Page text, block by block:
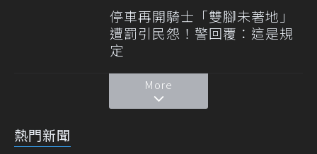
停車再開騎士「雙腳未著地」
遭罰引民怨！警回覆：這是規
定
More
熱門新聞